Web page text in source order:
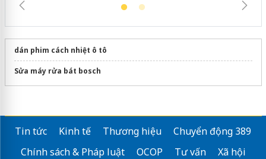
dán phim cách nhiệt ô tô
Sửa máy rửa bát bosch
Tin tức Kinh tế Thương hiệu
Chuyển động 389
Chính sách & Pháp luật
OCOP Tư vấn
Xã hội